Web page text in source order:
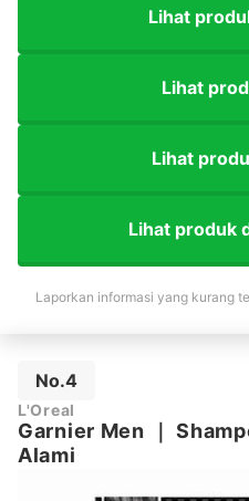
Lihat
Lihat
Lihat
Lihat produk
Laporkan informasi yang kurang
No.4
L'Oreal
Garnier Men ｜
Alami